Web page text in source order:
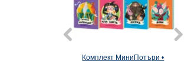
Комплект МиниПотъри •